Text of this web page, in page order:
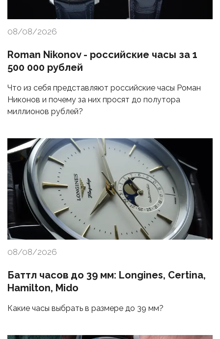
08/08/2026
Roman Nikonov - российские часы за 1
500 000 рублей
Что из себя представляют российские часы Роман
Никонов и почему за них просят до полутора
миллионов рублей?
08/08/2026
Баттл часов до 39 мм: Longines, Certina,
Hamilton, Mido
Какие часы выбрать в размере до 39 мм?